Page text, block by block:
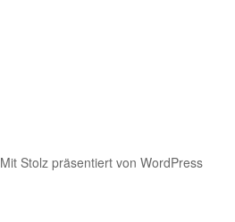
Mit Stolz präsentiert von WordPress